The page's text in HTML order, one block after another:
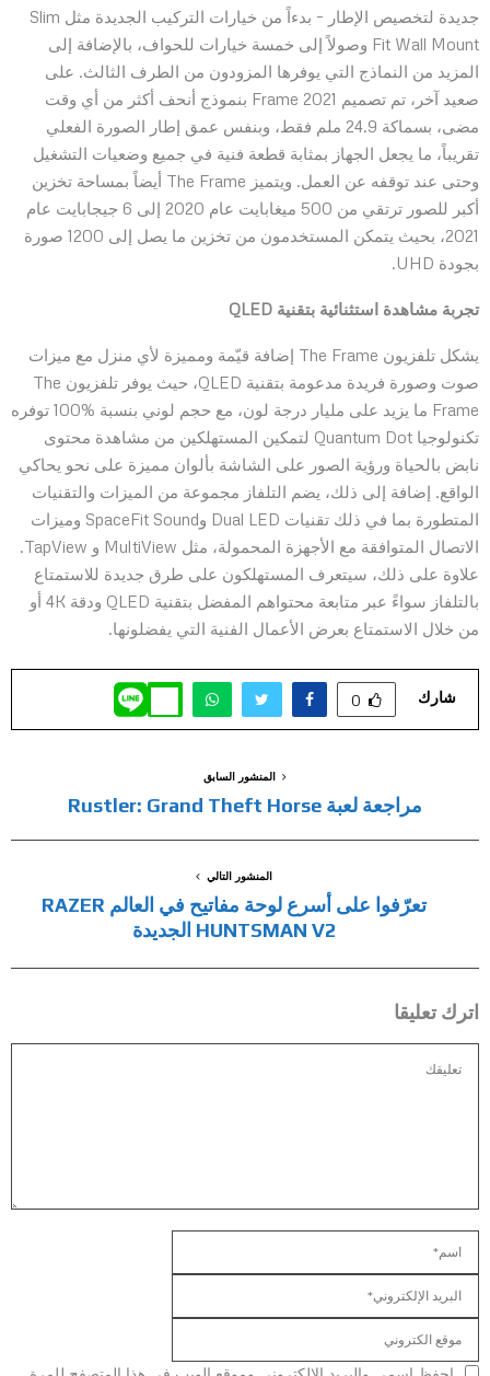
جديدة لتخصيص الإطار – بدءاً من خيارات التركيب الجديدة مثل Slim
Fit Wall Mount وصولاً إلى خمسة خيارات للحواف، بالإضافة إلى
المزيد من النماذج التي يوفرها المزودون من الطرف الثالث. على
صعيد آخر، تم تصميم 2021 Frame بنموذج أنحف أكثر من أي وقت
مضى، بسماكة 24.9 ملم فقط، وبنفس عمق إطار الصورة الفعلي
تقريباً، ما يجعل الجهاز بمثابة قطعة فنية في جميع وضعيات التشغيل
وحتى عند توقفه عن العمل. ويتميز The Frame أيضاً بمساحة تخزين
أكبر للصور ترتقي من 500 ميغابايت عام 2020 إلى 6 جيجابايت عام
2021، بحيث يتمكن المستخدمون من تخزين ما يصل إلى 1200 صورة
بجودة UHD.
تجربة مشاهدة استثنائية بتقنية QLED
يشكل تلفزيون The Frame إضافة قيّمة ومميزة لأي منزل مع ميزات
صوت وصورة فريدة مدعومة بتقنية QLED، حيث يوفر تلفزيون The
Frame ما يزيد على مليار درجة لون، مع حجم لوني بنسبة %100 توفره
تكنولوجيا Quantum Dot
لتمكين المستهلكين من مشاهدة محتوى
نابض بالحياة ورؤية الصور على الشاشة بألوان مميزة على نحو يحاكي
الواقع. إضافة إلى ذلك، يضم التلفاز مجموعة من الميزات والتقنيات
المتطورة بما في ذلك تقنيات Dual LED وSpaceFit Sound وميزات
علاوة على ذلك، سيتعرف المستهلكون على طرق جديدة للاستمتاع
بالتلفاز سواءً عبر متابعة محتواهم المفضل بتقنية QLED ودقة 4K أو
من خلال الاستمتاع بعرض الأعمال الفنية التي يفضلونها.
شارك 0
المنشور السابق
مراجعة لعبة Rustler: Grand Theft Horse
المنشور التالي
تعرّفوا على أسرع لوحة مفاتيح في العالم RAZER
HUNTSMAN V2 الجديدة
اترك تعليقا